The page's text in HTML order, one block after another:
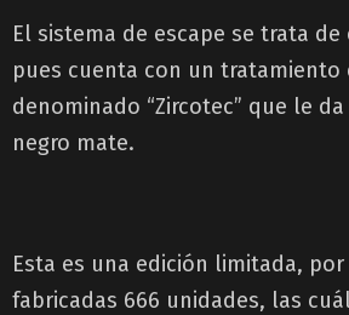
El sistema de escape se trata
pues cuenta con un tratamiento
denominado “Zircotec” que le
negro mate.
Esta es una edición limitada,
fabricadas 666 unidades, las